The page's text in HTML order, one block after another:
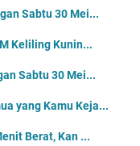
Sabtu 30 Mei...
Keliling Kunin...
Sabtu 30 Mei...
yang Kamu Keja...
Berat, Kan ...